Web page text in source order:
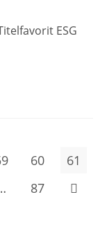
ESG
60
61
87 Zur